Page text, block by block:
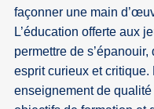
façonner une main
L’éducation offerte aux
permettre de
esprit curieux et
enseignement de